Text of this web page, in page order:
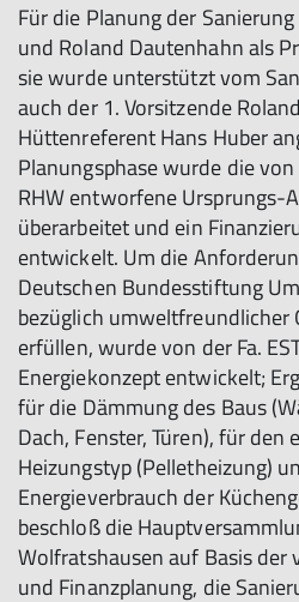
Für die Planung der
und Roland Dautenhahn als
sie wurde unterstützt vom
auch der 1. Vorsitzende
Hüttenreferent Hans Huber
Planungsphase wurde die
RHW entworfene Ursprungs-
überarbeitet und ein
entwickelt. Um die
Deutschen Bundesstiftung
bezüglich umweltfreundlicher
erfüllen, wurde von der Fa.
Energiekonzept entwickelt;
für die Dämmung des Baus
Dach, Fenster, Türen), für den
Heizungstyp (Pelletheizung)
Energieverbrauch der
beschloß die
Wolfratshausen auf Basis
und Finanzplanung, die